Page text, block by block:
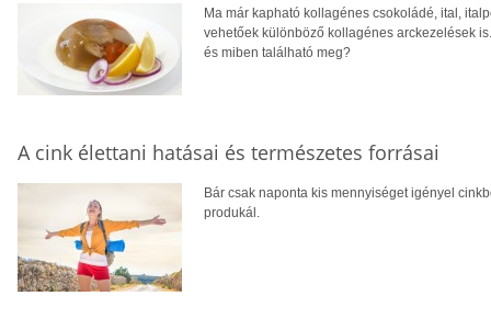
Ma már kapható kollagénes csokoládé, ital,
vehetőek különböző kollagénes arckezelések
és miben található meg?
A cink élettani hatásai és természetes forrásai
Bár csak naponta kis mennyiséget igényel
produkál.